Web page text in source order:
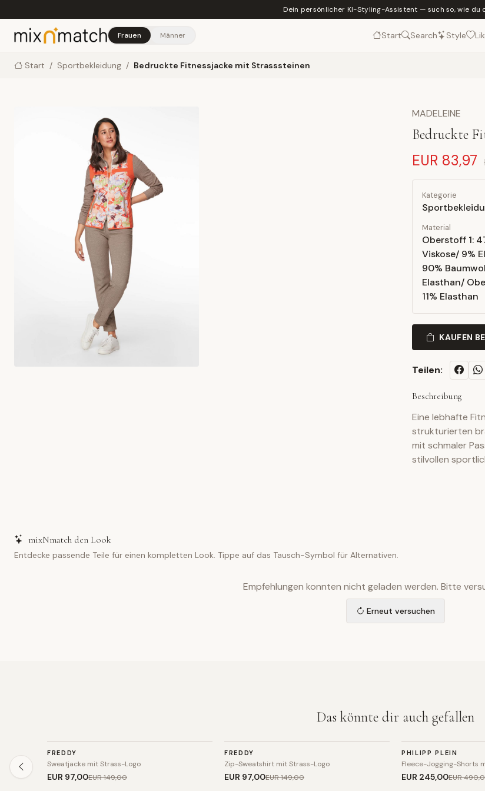
Dein persönlicher KI-Styling-Assistent — such so, wie du
Frauen Männer Start Search Style
Start / Sportbekleidung / Bedruckte Fitnessjacke mit Strasssteinen
MADELEINE
Bedruckte
EUR 83,97
Kategorie
Material
Oberstoff 1:
Viskose/ 9%
90%
Elasthan/
11% Elasthan
KAUFEN
Teilen:
Beschreibung
Eine lebhafte
strukturierten
mit schmaler
stilvollen
mixNmatch den Look
Entdecke passende Teile für einen kompletten Look. Tippe auf das Tausch-Symbol für Alternativen.
Empfehlungen konnten nicht geladen werden. Bitte
Erneut versuchen
Das könnte dir auch gefallen
SALE
FREDDY
Sweatjacke mit Strass-Logo
EUR 97,00EUR 149,00
SALE
FREDDY
Zip-Sweatshirt mit Strass-Logo
EUR 97,00EUR 149,00
SALE
SPORT
PHILIPP PLEIN
Fleece-Jogging-Shorts
EUR 245,00EUR 490